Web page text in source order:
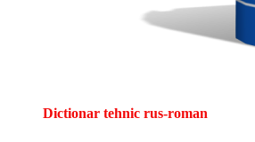
Dictionar tehnic rus-roman